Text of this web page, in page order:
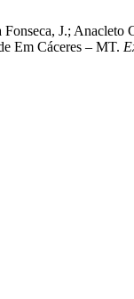
J.;
Em Cáceres – MT.